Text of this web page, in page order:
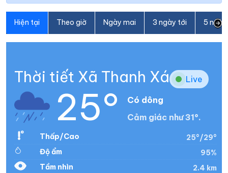
Hiện tại Theo giờ Ngày mai 3 ngày tới 5
Thời tiết Xã Thanh Xá Live
25°
Có dông
Cảm giác như 31°.
Thấp/Cao
25°/29°
Độ ẩm
95%
Tầm nhìn
2.4 km